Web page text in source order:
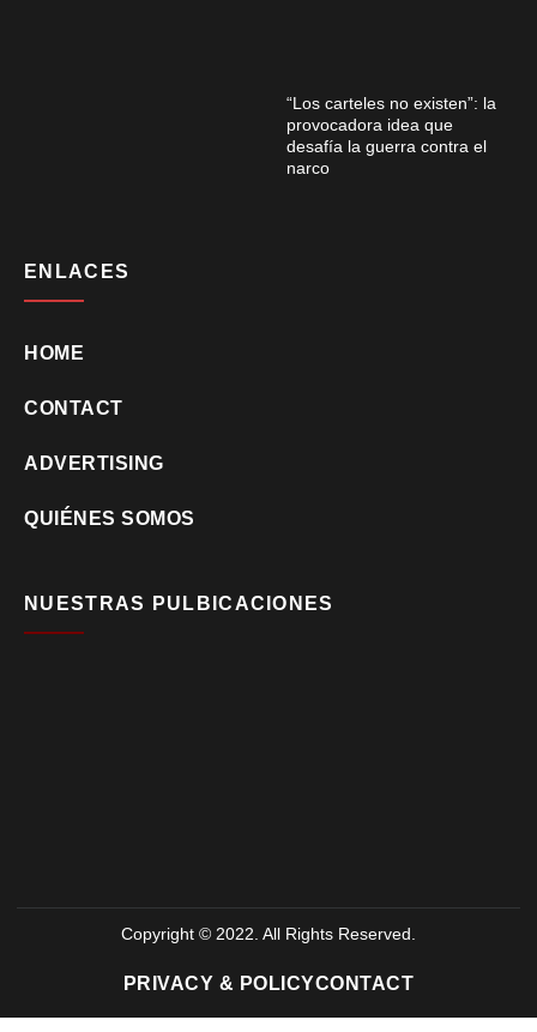
“Los carteles no existen”: la
provocadora idea que
desafía la guerra contra el
narco
ENLACES
HOME
CONTACT
ADVERTISING
QUIÉNES SOMOS
NUESTRAS PULBICACIONES
Copyright © 2022. All Rights Reserved.
PRIVACY & POLICYCONTACT